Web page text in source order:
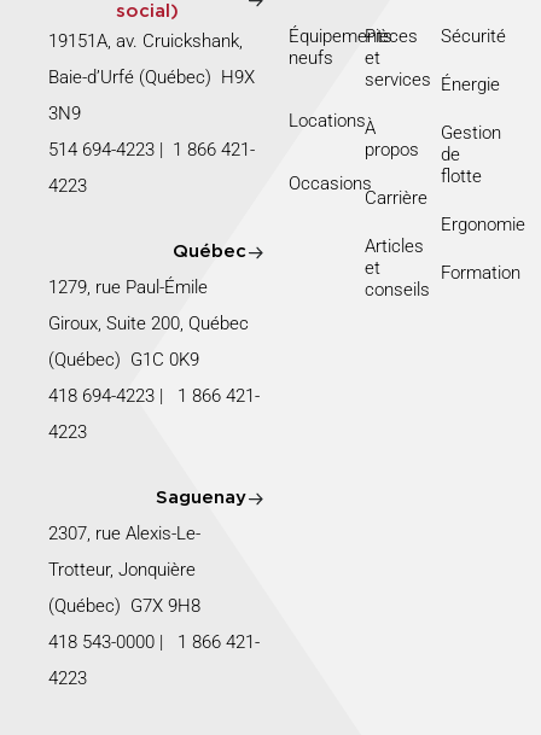
social)
19151A, av. Cruickshank,
Baie-d’Urfé (Québec) H9X
3N9
514 694-4223 | 1 866 421-
4223
Québec
1279, rue Paul-Émile
Giroux, Suite 200, Québec
(Québec) G1C 0K9
418 694-4223 | 1 866 421-
4223
Saguenay
2307, rue Alexis-Le-
Trotteur, Jonquière
(Québec) G7X 9H8
418 543-0000 | 1 866 421-
4223
Équipements
neufs
Locations
Occasions
Pièces
et
services
À
propos
Carrière
Articles
et
conseils
Sécurité
Énergie
Gestion
de
flotte
Ergonomie
Formation